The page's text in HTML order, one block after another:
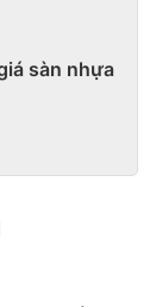
sàn nhựa